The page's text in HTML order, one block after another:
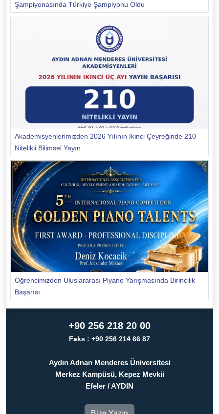
Şampiyonasında Türkiye Şampiyonu Oldu
Akademisyenlerimizden 2026 Yılının İkinci Çeyreğinde 210
Nitelikli Bilimsel Yayın
Öğrencimizden Uluslararası Piyano Yarışmasında Birincilik
Başarısı
+90 256 218 20 00
Faks : +90 256 214 66 87
Aydın Adnan Menderes Üniversitesi
Merkez Kampüsü, Kepez Mevkii
Efeler / AYDIN